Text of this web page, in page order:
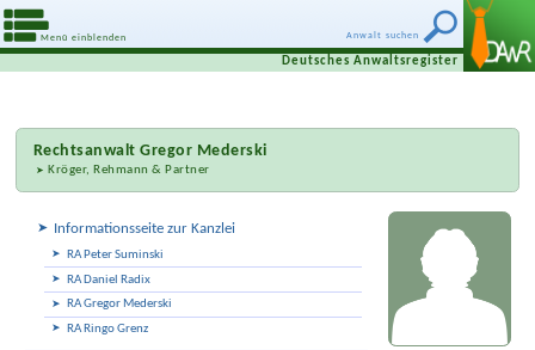
Anwalt suchen
Menü einblenden
Deutsches Anwaltsregister
RechtsanwaltGregor Mederski
Kröger, Rehmann & Partner
Informationsseite zur Kanzlei
RA Peter Suminski
RA Daniel Radix
RA Gregor Mederski
RA Ringo Grenz